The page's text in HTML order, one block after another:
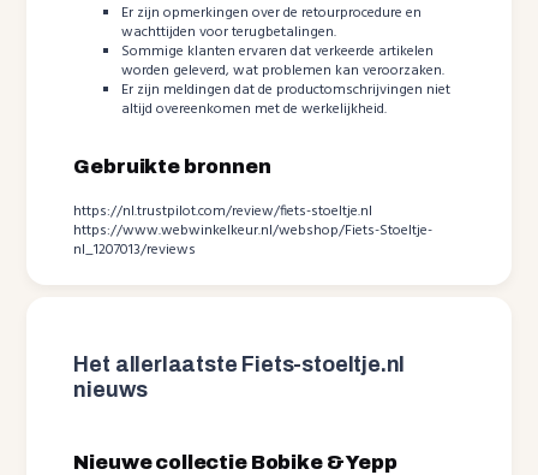
Er zijn opmerkingen over de retourprocedure en
wachttijden voor terugbetalingen.
Sommige klanten ervaren dat verkeerde artikelen
worden geleverd, wat problemen kan veroorzaken.
Er zijn meldingen dat de productomschrijvingen niet
altijd overeenkomen met de werkelijkheid.
Gebruikte bronnen
https://nl.trustpilot.com/review/fiets-stoeltje.nl
https://www.webwinkelkeur.nl/webshop/Fiets-Stoeltje-
nl_1207013/reviews
Het allerlaatste Fiets-stoeltje.nl
nieuws
Nieuwe collectie Bobike & Yepp